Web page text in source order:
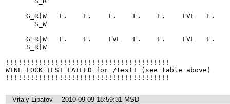
!!!!!!!!!!!!!!!!!!!!!!!!!!!!!!!!!!!!!!!!
WINE LOCK TEST FAILED for /test! (see table above)
!!!!!!!!!!!!!!!!!!!!!!!!!!!!!!!!!!!!!!!!
Vitaly Lipatov
2010-09-09 18:59:31 MSD